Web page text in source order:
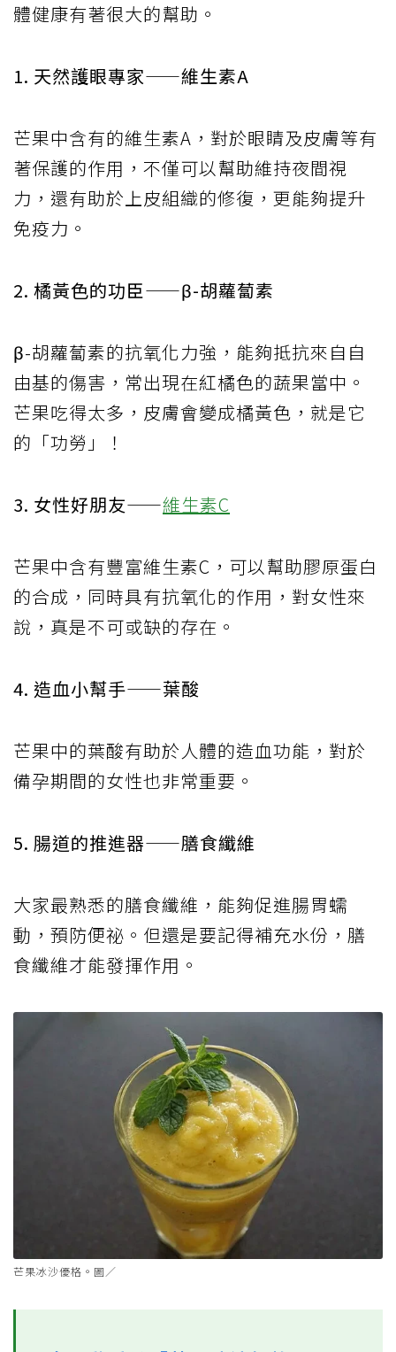
體健康有著很大的幫助。
1. 天然護眼專家——維生素A
芒果中含有的維生素A，對於眼睛及皮膚等有
著保護的作用，不僅可以幫助維持夜間視
力，還有助於上皮組織的修復，更能夠提升
免疫力。
2. 橘黃色的功臣——β-胡蘿蔔素
β-胡蘿蔔素的抗氧化力強，能夠抵抗來自自
由基的傷害，常出現在紅橘色的蔬果當中。
芒果吃得太多，皮膚會變成橘黃色，就是它
的「功勞」！
3. 女性好朋友——維生素C
芒果中含有豐富維生素C，可以幫助膠原蛋白
的合成，同時具有抗氧化的作用，對女性來
說，真是不可或缺的存在。
4. 造血小幫手——葉酸
芒果中的葉酸有助於人體的造血功能，對於
備孕期間的女性也非常重要。
5. 腸道的推進器——膳食纖維
大家最熟悉的膳食纖維，能夠促進腸胃蠕
動，預防便祕。但還是要記得補充水份，膳
食纖維才能發揮作用。
芒果冰沙優格。圖／